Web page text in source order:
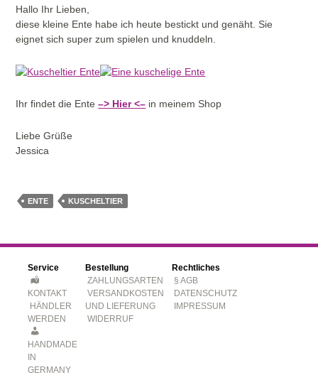
Hallo Ihr Lieben,
diese kleine Ente habe ich heute bestickt und genäht. Sie
eignet sich super zum spielen und knuddeln.
Ihr findet die Ente–> Hier <– in meinem Shop
Liebe Grüße
Jessica
ENTE KUSCHELTIER
Service
KONTAKT
HÄNDLER
WERDEN
HANDMADE
IN
GERMANY
Bestellung
ZAHLUNGSARTEN
VERSANDKOSTEN
UND LIEFERUNG
WIDERRUF
Rechtliches
§ AGB
DATENSCHUTZ
IMPRESSUM